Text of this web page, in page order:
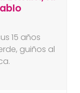
15 años
guiños al